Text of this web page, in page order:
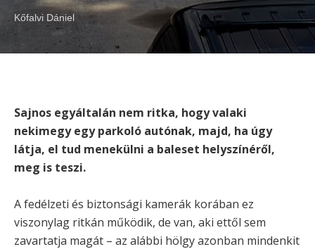
Kőfalvi Dániel
Sajnos egyáltalán nem ritka, hogy valaki
nekimegy egy parkoló autónak, majd, ha úgy
látja, el tud menekülni a baleset helyszínéről,
meg is teszi.
A fedélzeti és biztonsági kamerák korában ez
viszonylag ritkán működik, de van, aki ettől sem
zavartatja magát – az alábbi hölgy azonban mindenkit